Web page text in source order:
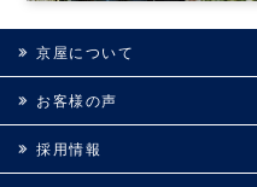
京屋について
お客様の声
採用情報